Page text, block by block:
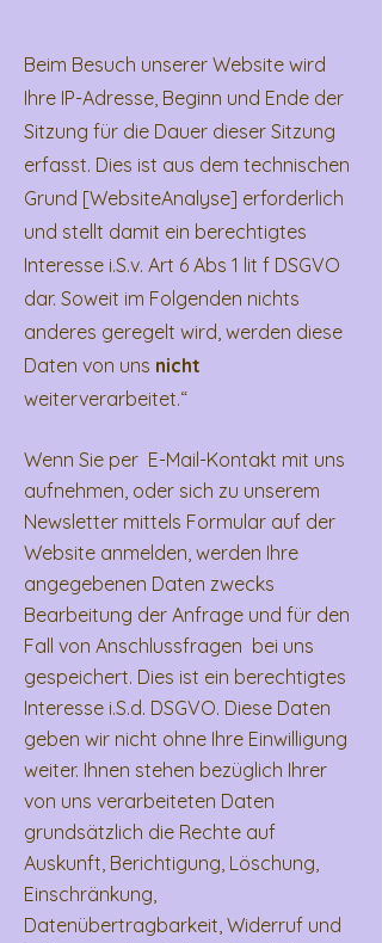
Beim Besuch unserer Website wird
Ihre IP-Adresse, Beginn und Ende der
Sitzung für die Dauer dieser Sitzung
erfasst. Dies ist aus dem technischen
Grund [WebsiteAnalyse] erforderlich
und stellt damit ein berechtigtes
Interesse i.S.v. Art 6 Abs 1 lit f DSGVO
dar. Soweit im Folgenden nichts
anderes geregelt wird, werden diese
Daten von uns nicht
weiterverarbeitet.“
Wenn Sie per E-Mail-Kontakt mit uns
aufnehmen, oder sich zu unserem
Newsletter mittels Formular auf der
Website anmelden, werden Ihre
angegebenen Daten zwecks
Bearbeitung der Anfrage und für den
Fall von Anschlussfragen bei uns
gespeichert. Dies ist ein berechtigtes
Interesse i.S.d. DSGVO. Diese Daten
geben wir nicht ohne Ihre Einwilligung
weiter. Ihnen stehen bezüglich Ihrer
von uns verarbeiteten Daten
grundsätzlich die Rechte auf
Auskunft, Berichtigung, Löschung,
Einschränkung,
Datenübertragbarkeit, Widerruf und